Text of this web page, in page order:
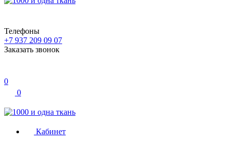
Телефоны
+7 937 209 09 07
Заказать звонок
0
0
Кабинет